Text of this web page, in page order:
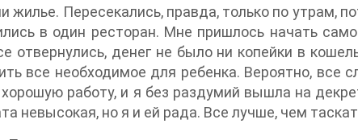
Пересекались, правда, только по утрам,
в один ресторан. Мне пришлось начать
денег не было ни копейки в
все необходимое для ребенка. Вероятно, все
работу, и я без раздумий вышла на
невысокая, но я и ей рада. Все лучше, чем